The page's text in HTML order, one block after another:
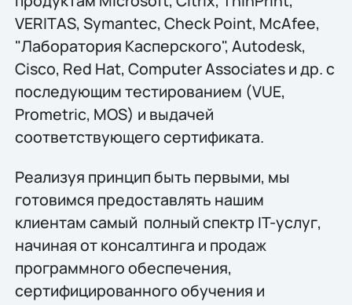
VERITAS, Symantec, Check Point, McAfee,
"Лаборатория Касперского", Autodesk,
Cisco, Red Hat, Computer Associates и др. с
последующим тестированием (VUE,
Prometric, MOS) и выдачей
соответствующего сертификата.
Реализуя принцип быть первыми, мы
готовимся предоставлять нашим
клиентам самый полный спектр IT-услуг,
начиная от консалтинга и продаж
программного обеспечения,
сертифицированного обучения и